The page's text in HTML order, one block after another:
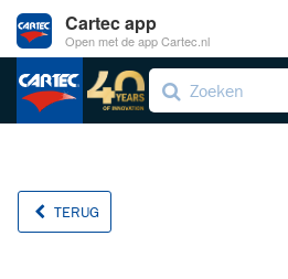
TERUG
Cartec app
Open met de app Cartec.nl